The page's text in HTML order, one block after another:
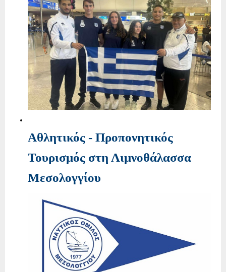
Αθλητικός - Προπονητικός
Τουρισμός στη Λιμνοθάλασσα
Μεσολογγίου